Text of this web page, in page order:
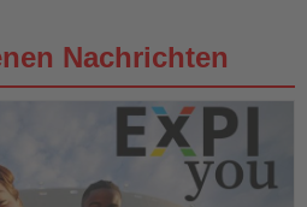
Nachrichten